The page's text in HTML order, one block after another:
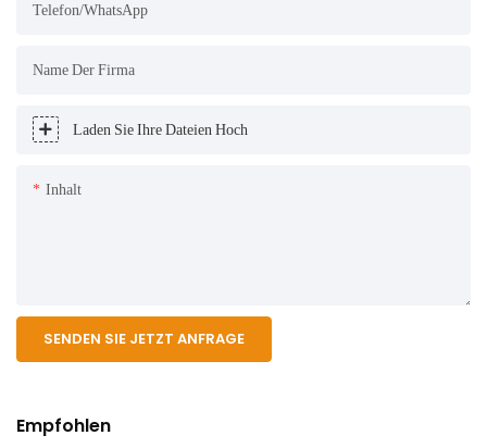
Telefon/WhatsApp
Name Der Firma
Laden Sie Ihre Dateien Hoch
Inhalt
SENDEN SIE JETZT ANFRAGE
Empfohlen